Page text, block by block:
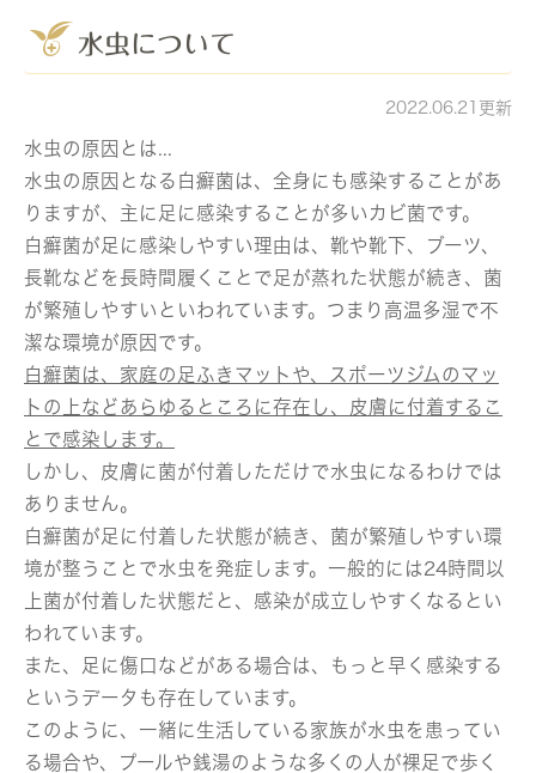
水虫について
2022.06.21更新
水虫の原因とは...
水虫の原因となる白癬菌は、全身にも感染することがあ
りますが、主に足に感染することが多いカビ菌です。
白癬菌が足に感染しやすい理由は、靴や靴下、ブーツ、
長靴などを長時間履くことで足が蒸れた状態が続き、菌
が繁殖しやすいといわれています。つまり高温多湿で不
潔な環境が原因です。
白癬菌は、家庭の足ふきマットや、スポーツジムのマッ
トの上などあらゆるところに存在し、皮膚に付着するこ
とで感染します。
しかし、皮膚に菌が付着しただけで水虫になるわけでは
ありません。
白癬菌が足に付着した状態が続き、菌が繁殖しやすい環
境が整うことで水虫を発症します。一般的には24時間以
上菌が付着した状態だと、感染が成立しやすくなるとい
われています。
また、足に傷口などがある場合は、もっと早く感染する
というデータも存在しています。
このように、一緒に生活している家族が水虫を患ってい
る場合や、プールや銭湯のような多くの人が裸足で歩く